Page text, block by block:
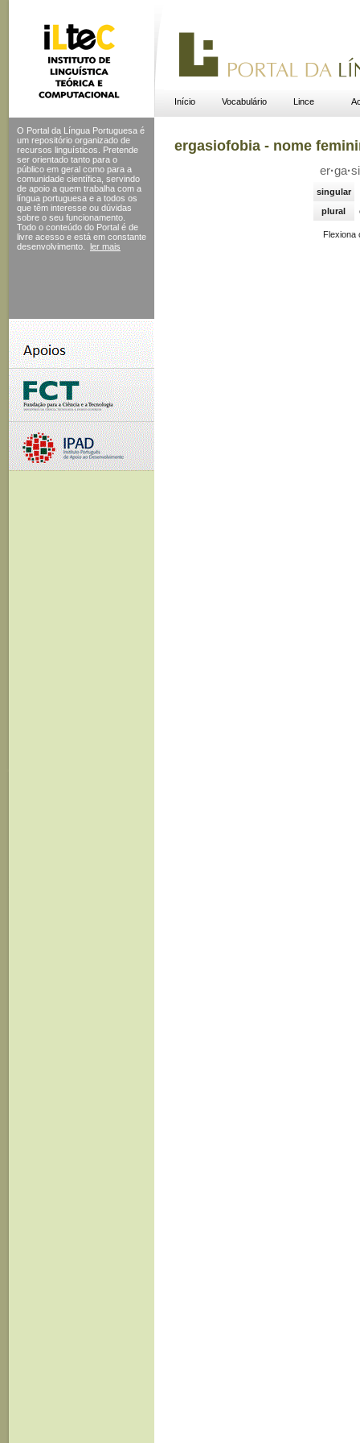
Início Vocabulário Lince
O Portal da Língua Portuguesa é
um repositório organizado de
recursos linguísticos. Pretende
ser orientado tanto para o
público em geral como para a
comunidade científica, servindo
de apoio a quem trabalha com a
língua portuguesa e a todos os
que têm interesse ou dúvidas
sobre o seu funcionamento.
Todo o conteúdo do Portal é de
livre acesso e está em constante
desenvolvimento.
ler mais
ergasiofobia - nome
er·ga·si
singular
plural
Flexiona